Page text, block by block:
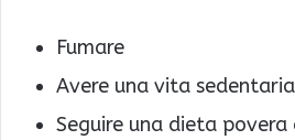
Fumare
Avere una vita sedentaria
Seguire una dieta